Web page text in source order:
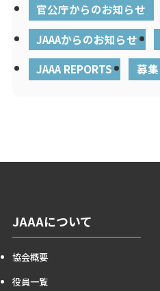
官公庁からのお知らせ
JAAAからのお知らせ
JAAA REPORTS
募集
JAAAについて
協会概要
役員一覧